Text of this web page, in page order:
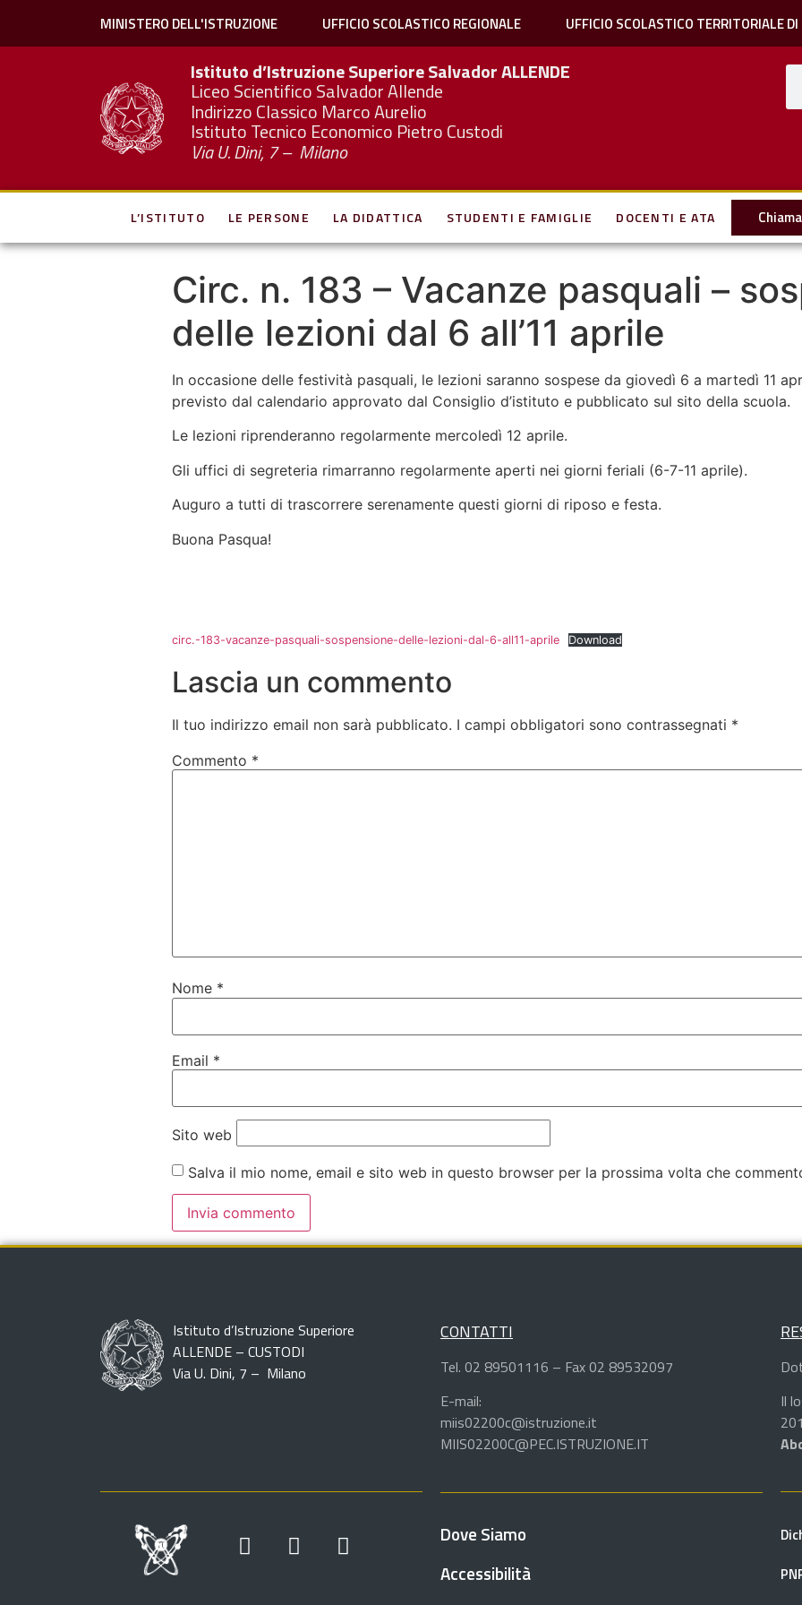
MINISTERO DELL'ISTRUZIONE UFFICIO SCOLASTICO REGIONALE UFFICIO SCOLASTICO TERRITORIALE
Istituto d’Istruzione Superiore SalvadorALLENDE
Liceo Scientifico Salvador Allende
Indirizzo Classico Marco Aurelio
Istituto Tecnico Economico Pietro Custodi
Via U. Dini, 7 – Milano
L’ISTITUTO LE PERSONE LA DIDATTICA STUDENTI E FAMIGLIE DOCENTI E ATA
Circ. n. 183 – Vacanze pasquali –
delle lezioni dal 6 all’11 aprile
In occasione delle festività pasquali, le lezioni saranno sospese da giovedì 6 a martedì 11
previsto dal calendario approvato dal Consiglio d’istituto e pubblicato sul sito della scuola.
Le lezioni riprenderanno regolarmente mercoledì 12 aprile.
Gli uffici di segreteria rimarranno regolarmente aperti nei giorni feriali (6-7-11 aprile).
Auguro a tutti di trascorrere serenamente questi giorni di riposo e festa.
Buona Pasqua!
circ.-183-vacanze-pasquali-sospensione-delle-lezioni-dal-6-all11-aprile Download
Lascia un commento
Il tuo indirizzo email non sarà pubblicato. I campi obbligatori sono contrassegnati *
Commento *
Nome *
Email *
Sito web
Salva il mio nome, email e sito web in questo browser per la prossima volta che
Istituto d’Istruzione Superiore
ALLENDE – CUSTODI
Via U. Dini, 7 – Milano
CONTATTI
Tel. 02 89501116 – Fax 02 89532097
E-mail:
miis02200c@istruzione.it
MIIS02200C@PEC.ISTRUZIONE.IT
Dove Siamo
Accessibilità
Il